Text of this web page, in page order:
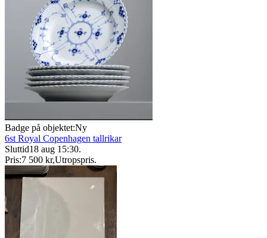
Badge på objektet:Ny
6st Royal Copenhagen tallrikar
Sluttid18 aug 15:30.
Pris:7 500 kr,Utropspris.